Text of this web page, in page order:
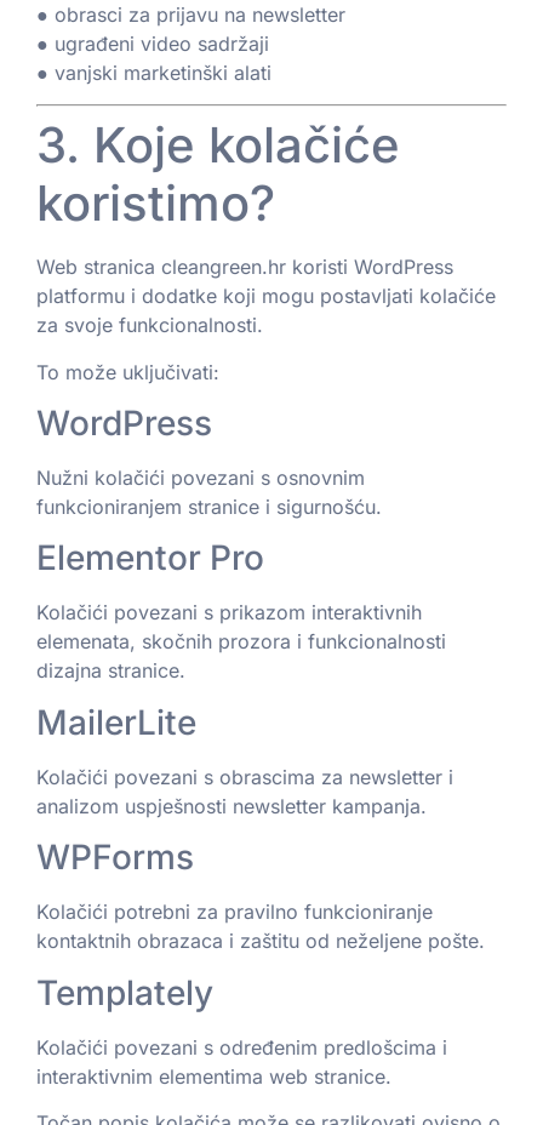
● obrasci za prijavu na newsletter
● ugrađeni video sadržaji
● vanjski marketinški alati
3. Koje kolačiće
koristimo?
Web stranica cleangreen.hr koristi WordPress
platformu i dodatke koji mogu postavljati kolačiće
za svoje funkcionalnosti.
To može uključivati:
WordPress
Nužni kolačići povezani s osnovnim
funkcioniranjem stranice i sigurnošću.
Elementor Pro
Kolačići povezani s prikazom interaktivnih
elemenata, skočnih prozora i funkcionalnosti
dizajna stranice.
MailerLite
Kolačići povezani s obrascima za newsletter i
analizom uspješnosti newsletter kampanja.
WPForms
Kolačići potrebni za pravilno funkcioniranje
kontaktnih obrazaca i zaštitu od neželjene pošte.
Templately
Kolačići povezani s određenim predlošcima i
interaktivnim elementima web stranice.